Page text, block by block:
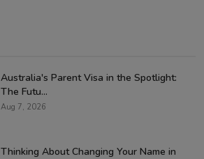
Australia's Parent Visa in the Spotlight:
The Futu...
Aug 7, 2026
Thinking About Changing Your Name in